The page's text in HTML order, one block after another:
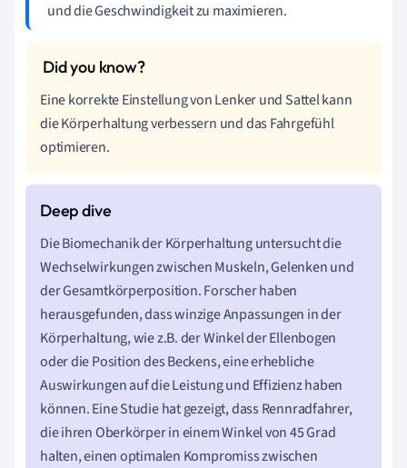
und die Geschwindigkeit zu maximieren.
Eine korrekte Einstellung von Lenker und Sattel kann
die Körperhaltung verbessern und das Fahrgefühl
optimieren.
Die Biomechanik der Körperhaltung untersucht die
Wechselwirkungen zwischen Muskeln, Gelenken und
der Gesamtkörperposition. Forscher haben
herausgefunden, dass winzige Anpassungen in der
Körperhaltung, wie z.B. der Winkel der Ellenbogen
oder die Position des Beckens, eine erhebliche
Auswirkungen auf die Leistung und Effizienz haben
können. Eine Studie hat gezeigt, dass Rennradfahrer,
die ihren Oberkörper in einem Winkel von 45 Grad
halten, einen optimalen Kompromiss zwischen